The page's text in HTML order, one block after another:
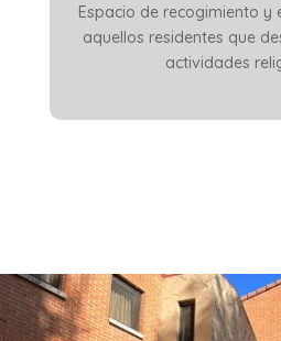
Espacio de recogimiento y
aquellos residentes que
actividades